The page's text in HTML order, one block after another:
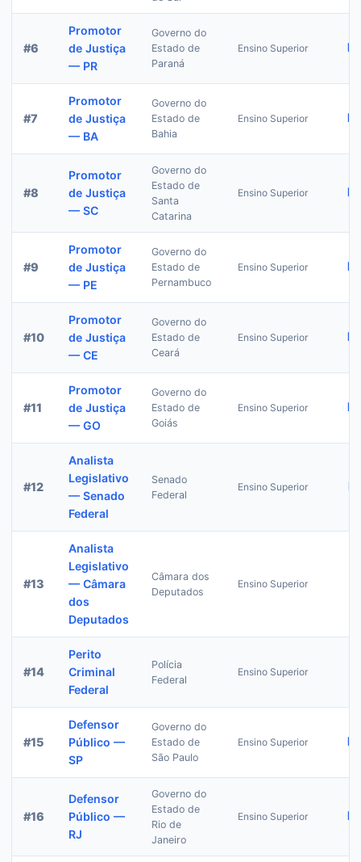
#6
Promotor
de Justiça
— PR
Governo do
Estado de
Paraná
Ensino Superior
#7
Promotor
de Justiça
— BA
Governo do
Estado de
Bahia
Ensino Superior
#8
Promotor
de Justiça
— SC
Governo do
Estado de
Santa
Catarina
Ensino Superior
#9
Promotor
de Justiça
— PE
Governo do
Estado de
Pernambuco
Ensino Superior
#10
Promotor
de Justiça
— CE
Governo do
Estado de
Ceará
Ensino Superior
#11
Promotor
de Justiça
— GO
Governo do
Estado de
Goiás
Ensino Superior
#12
Analista
Legislativo
— Senado
Federal
Senado
Federal
Ensino Superior
#13
Analista
Legislativo
— Câmara
dos
Deputados
Câmara dos
Deputados
Ensino Superior
#14
Perito
Criminal
Federal
Polícia
Federal
Ensino Superior
#15
Defensor
Público —
SP
Governo do
Estado de
São Paulo
Ensino Superior
#16
Defensor
Público —
RJ
Governo do
Estado de
Rio de
Janeiro
Ensino Superior